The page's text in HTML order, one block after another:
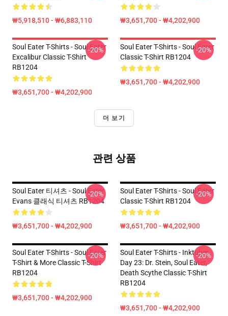
₩5,918,510 - ₩6,883,110 ₩3,651,700 - ₩4,202,900
Soul Eater T-Shirts - Soul Eater
Excalibur Classic T-Shirt
RB1204
₩3,651,700 - ₩4,202,900
-20%
Soul Eater T-Shirts - Soul Eater
Classic T-Shirt RB1204
₩3,651,700 - ₩4,202,900
-20%
더 보기
관련 상품
Soul Eater 티셔츠 - Soul Eater
Evans 클래식 티셔츠 RB1204
₩3,651,700 - ₩4,202,900
-20%
Soul Eater T-Shirts - Soul Eater
Classic T-Shirt RB1204
₩3,651,700 - ₩4,202,900
-20%
Soul Eater T-Shirts - Soul Eater
T-Shirt & More Classic T-Shirt
RB1204
₩3,651,700 - ₩4,202,900
-20%
Soul Eater T-Shirts - Inktober
Day 23: Dr. Stein, Soul Eater,
Death Scythe Classic T-Shirt
RB1204
₩3,651,700 - ₩4,202,900
-20%